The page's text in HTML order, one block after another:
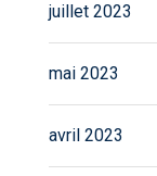
juillet 2023
mai 2023
avril 2023